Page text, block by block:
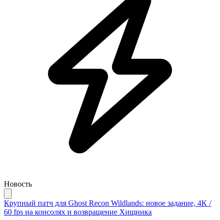
Новость
Крупный патч для Ghost Recon Wildlands: новое задание, 4K /
60 fps на консолях и возвращение Хищника